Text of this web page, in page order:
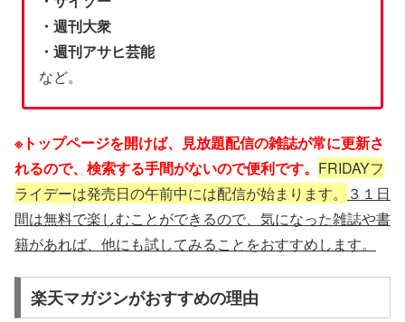
・週刊大衆
・週刊アサヒ芸能
など。
※トップページを開けば、見放題配信の雑誌が常に更新さ
れるので、検索する手間がないので便利です。 FRIDAYフ
ライデーは発売日の午前中には配信が始まります。
３１日
間は無料で楽しむことができるので、気になった雑誌や書
籍があれば、他にも試してみることをおすすめします。
楽天マガジンがおすすめの理由